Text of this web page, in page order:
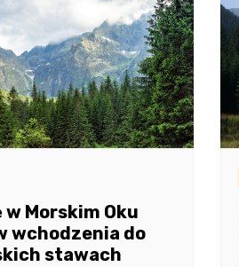
Morskim Oku
wchodzenia do
stawach